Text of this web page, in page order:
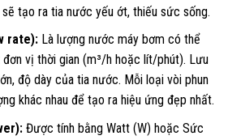
tạo ra tia nước yếu ớt, thiếu sức sống.
rate):Là lượng nước máy bơm có thể
vị thời gian (m³/h hoặc lít/phút). Lưu
độ dày của tia nước. Mỗi loại vòi phun
khác nhau để tạo ra hiệu ứng đẹp nhất.
Được tính bằng Watt (W) hoặc Sức